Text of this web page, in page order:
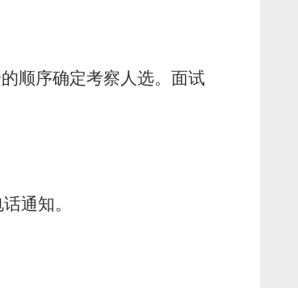
顺序确定考察人选。面试
通知。